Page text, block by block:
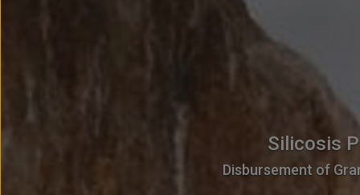
Silicosis
Disbursement of Grant